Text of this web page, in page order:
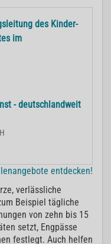
des Kinder-
im
- deutschlandweit
entdecken!
verlässliche
Beispiel tägliche
von zehn bis 15
setzt, Engpässe
festlegt. Auch helfen